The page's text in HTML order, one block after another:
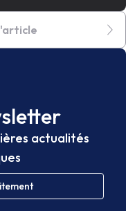
actualités